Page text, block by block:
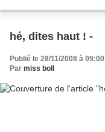
hé, dites haut ! -
Publié le 28/11/2008 à 09:00
Par miss boll